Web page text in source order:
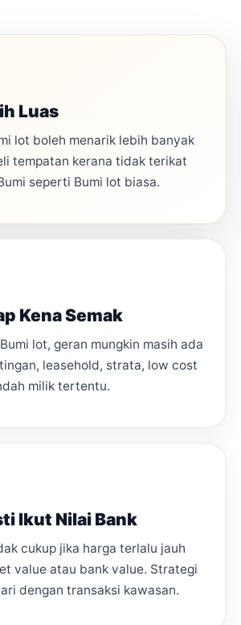
Luas
lot boleh menarik lebih banyak
tempatan kerana tidak terikat
seperti Bumi lot biasa.
Kena Semak
lot, geran mungkin masih ada
leasehold, strata, low cost
milik tertentu.
Ikut Nilai Bank
cukup jika harga terlalu jauh
value atau bank value. Strategi
dengan transaksi kawasan.